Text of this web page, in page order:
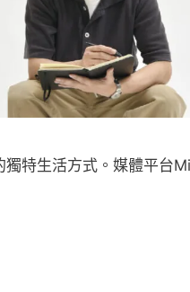
獨特生活方式。媒體平台